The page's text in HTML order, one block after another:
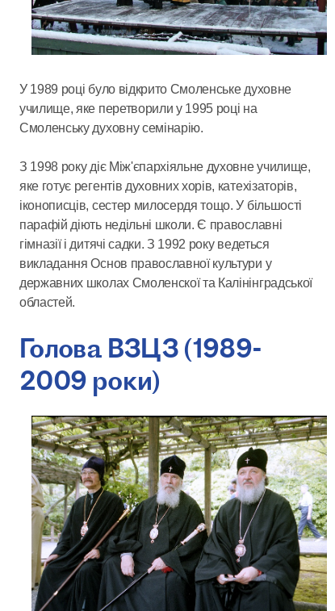
У 1989 році було відкрито Смоленське духовне
училище, яке перетворили у 1995 році на
Смоленську духовну семінарію.
З 1998 року діє Між'єпархіяльне духовне училище,
яке готує регентів духовних хорів, катехізаторів,
іконописців, сестер милосердя тощо. У більшості
парафій діють недільні школи. Є православні
гімназії і дитячі садки. З 1992 року ведеться
викладання Основ православної культури у
державних школах Смоленскої та Калінінградської
областей.
Голова ВЗЦЗ (1989-
2009 роки)